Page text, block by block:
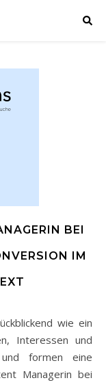
BEI
IM
Interessen und
formen eine
Managerin bei